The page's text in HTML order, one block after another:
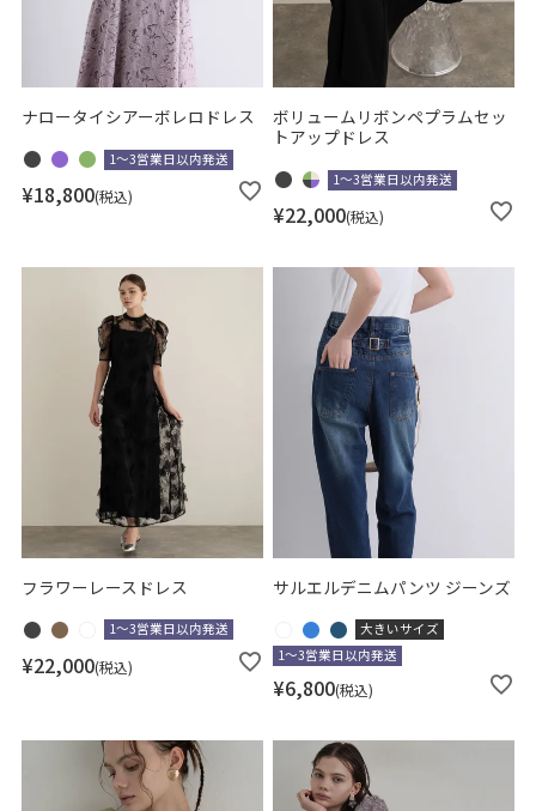
ナロータイシアーボレロドレス
1～3営業日以内発送
¥18,800 税込
ボリュームリボンペプラムセッ
トアップドレス
1～3営業日以内発送
¥22,000 税込
フラワーレースドレス
1～3営業日以内発送
¥22,000 税込
サルエルデニムパンツ ジーンズ
大きいサイズ
1～3営業日以内発送
¥6,800 税込